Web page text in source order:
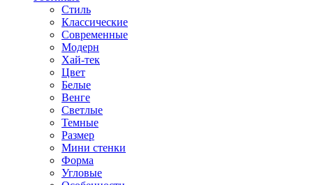
Стиль
Классические
Современные
Модерн
Хай-тек
Цвет
Белые
Венге
Светлые
Темные
Размер
Мини стенки
Форма
Угловые